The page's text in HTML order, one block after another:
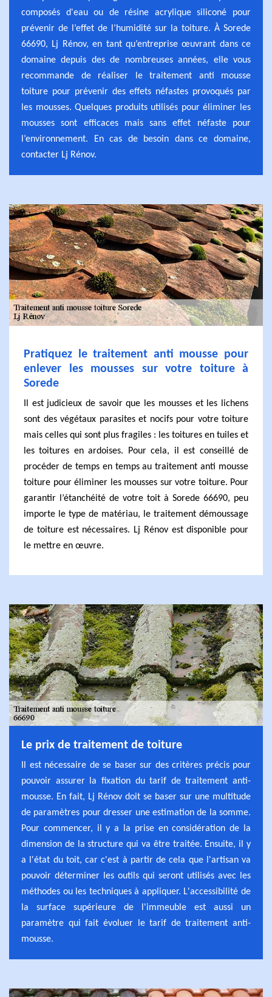
composés d'eau ou de résine acrylique siliconé pour
prévenir de l’effet de l’humidité sur la toiture. À Sorede
66690, Lj Rénov, en tant qu’entreprise œuvrant dans ce
domaine depuis des de nombreuses années, elle vous
recommande de réaliser le traitement anti mousse
toiture pour prévenir des effets néfastes provoqués par
les mousses. Quelques produits utilisés pour éliminer les
mousses sont efficaces mais sans effet néfaste pour
l’environnement. En cas de besoin dans ce domaine,
contacter Lj Rénov.
Pratiquez le traitement anti mousse pour
enlever les mousses sur votre toiture à
Sorede
Il est judicieux de savoir que les mousses et les lichens
sont des végétaux parasites et nocifs pour votre toiture
mais celles qui sont plus fragiles : les toitures en tuiles et
les toitures en ardoises. Pour cela, il est conseillé de
procéder de temps en temps au traitement anti mousse
toiture pour éliminer les mousses sur votre toiture. Pour
garantir l’étanchéité de votre toit à Sorede 66690, peu
importe le type de matériau, le traitement démoussage
de toiture est nécessaires. Lj Rénov est disponible pour
le mettre en œuvre.
Le prix de traitement de toiture
Il est nécessaire de se baser sur des critères précis pour
pouvoir assurer la fixation du tarif de traitement anti-
mousse. En fait, Lj Rénov doit se baser sur une multitude
de paramètres pour dresser une estimation de la somme.
Pour commencer, il y a la prise en considération de la
dimension de la structure qui va être traitée. Ensuite, il y
a l'état du toit, car c'est à partir de cela que l'artisan va
pouvoir déterminer les outils qui seront utilisés avec les
méthodes ou les techniques à appliquer. L'accessibilité de
la surface supérieure de l'immeuble est aussi un
paramètre qui fait évoluer le tarif de traitement anti-
mousse.